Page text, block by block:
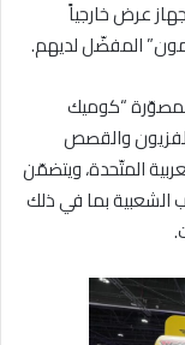
المتحرّكة المدمجة في MINI Aceman Concept جهاز عرض خارجياً
المفضّل لديهم.
“كوميك
والقصص
المتّحدة، ويتضمّن
الشعبية​​ بما في ذلك